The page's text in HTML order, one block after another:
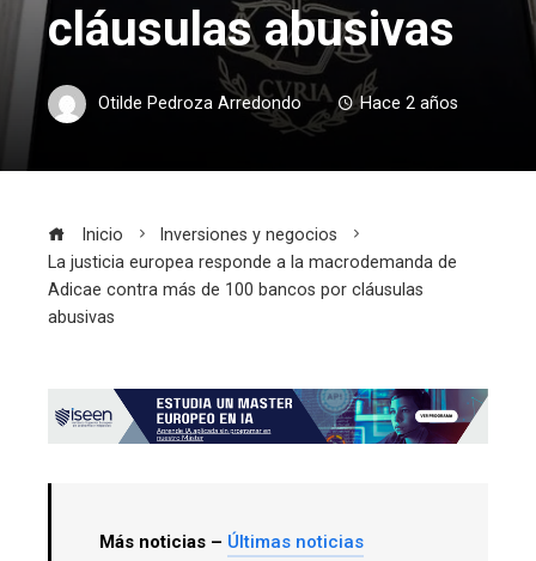
cláusulas abusivas
Otilde Pedroza Arredondo Hace 2 años
Inicio
Inversiones y negocios
La justicia europea responde a la macrodemanda de
Adicae contra más de 100 bancos por cláusulas
abusivas
Más noticias – Últimas noticias